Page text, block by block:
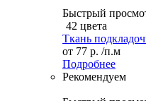
Быстрый
42 цвета
Ткань
от 77 р. /п.м
Подробнее
Рекомендуем